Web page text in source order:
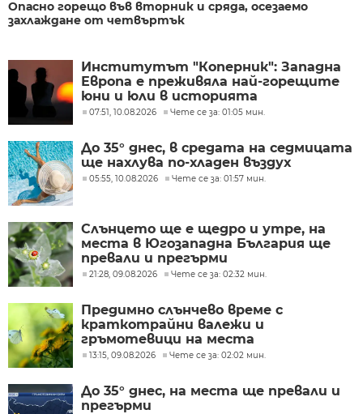
Опасно горещо във вторник и сряда, осезаемо
захлаждане от четвъртък
Институтът "Коперник": Западна
Европа е преживяла най-горещите
юни и юли в историята
07:51, 10.08.2026 Чете се за: 01:05 мин.
До 35° днес, в средата на седмицата
ще нахлува по-хладен въздух
05:55, 10.08.2026 Чете се за: 01:57 мин.
Слънцето ще е щедро и утре, на
места в Югозападна България ще
превали и прегърми
21:28, 09.08.2026 Чете се за: 02:32 мин.
Предимно слънчево време с
краткотрайни валежи и
гръмотевици на места
13:15, 09.08.2026 Чете се за: 02:02 мин.
До 35° днес, на места ще превали и
прегърми